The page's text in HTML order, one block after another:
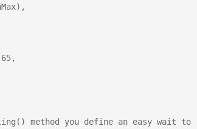
method you define an easy wait to